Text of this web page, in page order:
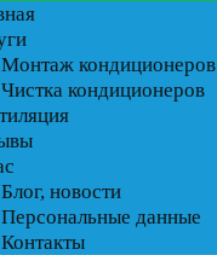
Монтаж кондиционеров
Чистка кондиционеров
Блог, новости
Персональные данные
Контакты